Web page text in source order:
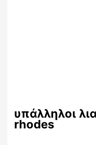
υπάλληλοι
rhodes